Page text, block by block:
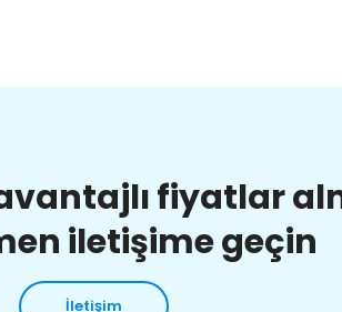
fiyatlar
iletişime geçin
İletişim